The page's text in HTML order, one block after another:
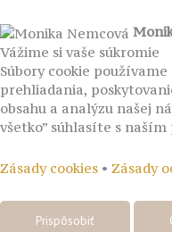
Vážime si vaše súkromie
Súbory cookie
prehliadania,
obsahu a analýzu našej
všetko” súhlasíte s
Zásady cookies • Zásady
Prispôsobiť